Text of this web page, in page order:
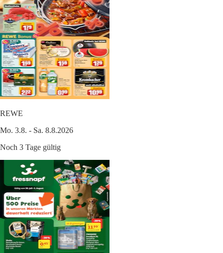
REWE
Mo. 3.8. - Sa. 8.8.2026
Noch 3 Tage gültig